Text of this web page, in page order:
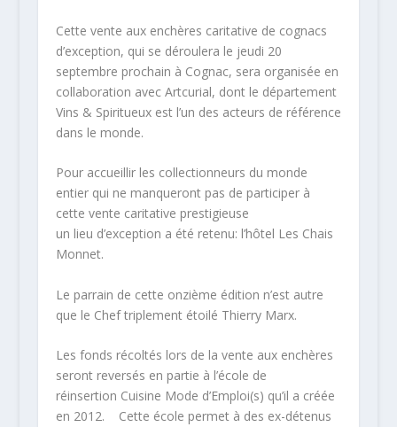
Cette vente aux enchères caritative de cognacs
d’exception, qui se déroulera le jeudi 20
septembre prochain à Cognac, sera organisée en
collaboration avec Artcurial, dont le département
Vins & Spiritueux est l’un des acteurs de référence
dans le monde.
Pour accueillir les collectionneurs du monde
entier qui ne manqueront pas de participer à
cette vente caritative prestigieuse
un lieu d’exception a été retenu: l’hôtel Les Chais
Monnet.
Le parrain de cette onzième édition n’est autre
que le Chef triplement étoilé Thierry Marx.
Les fonds récoltés lors de la vente aux enchères
seront reversés en partie à l’école de
réinsertion Cuisine Mode d’Emploi(s) qu’il a créée
en 2012. Cette école permet à des ex-détenus